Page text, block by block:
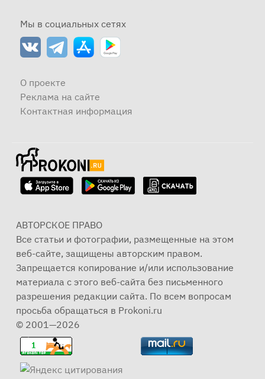
Мы в социальных сетях
О проекте
Реклама на сайте
Контактная информация
АВТОРСКОЕ ПРАВО
Все статьи и фотографии, размещенные на этом
веб-сайте, защищены авторским правом.
Запрещается копирование и/или использование
материала с этого веб-сайта без письменного
разрешения редакции сайта. По всем вопросам
просьба обращаться в Prokoni.ru
© 2001—2026